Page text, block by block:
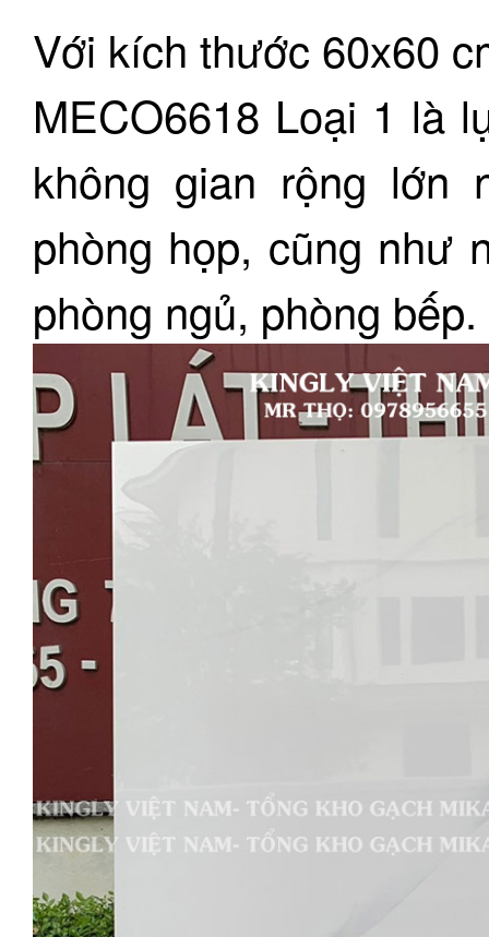
Với kích thước 60x60
MECO6618 Loại 1 là
không gian rộng lớn
phòng họp, cũng như
phòng ngủ, phòng bếp.